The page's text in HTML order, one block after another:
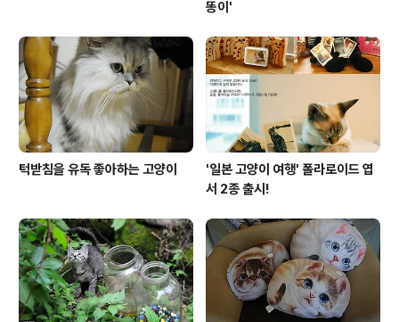
똥이'
턱받침을 유독 좋아하는 고양이
'일본 고양이 여행' 폴라로이드 엽
서 2종 출시!